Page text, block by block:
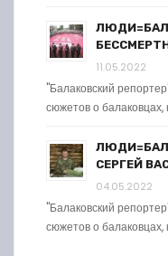
11.05.2022
"Балаковский
сюжетов о балаковцах,
СЕРГЕЙ
04.05.2022
"Балаковский
сюжетов о балаковцах,